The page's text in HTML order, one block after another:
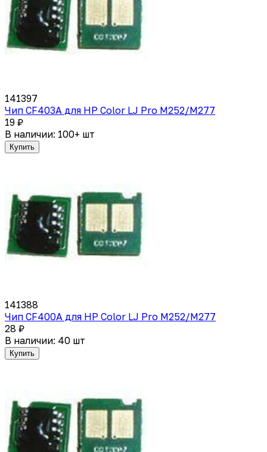
141397
Чип CF403A для HP Color LJ Pro M252/M277
19 ₽
В наличии: 100+ шт
Купить
141388
Чип CF400A для HP Color LJ Pro M252/M277
28 ₽
В наличии: 40 шт
Купить